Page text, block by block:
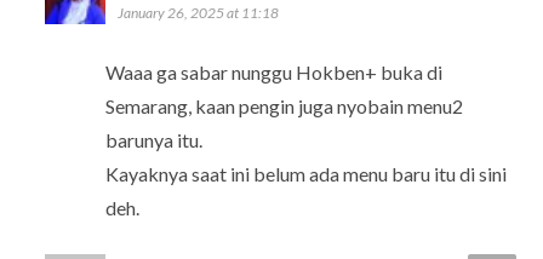
January 26, 2025 at 11:18
Waaa ga sabar nunggu Hokben+ buka di
Semarang, kaan pengin juga nyobain menu2
barunya itu.
Kayaknya saat ini belum ada menu baru itu di sini
deh.